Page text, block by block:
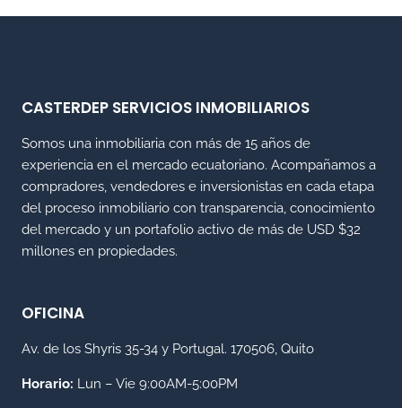
CASTERDEP SERVICIOS INMOBILIARIOS
Somos una inmobiliaria con más de 15 años de
experiencia en el mercado ecuatoriano. Acompañamos a
compradores, vendedores e inversionistas en cada etapa
del proceso inmobiliario con transparencia, conocimiento
del mercado y un portafolio activo de más de USD $32
millones en propiedades.
OFICINA
Av. de los Shyris 35-34 y Portugal. 170506, Quito
Horario: Lun – Vie 9:00AM-5:00PM